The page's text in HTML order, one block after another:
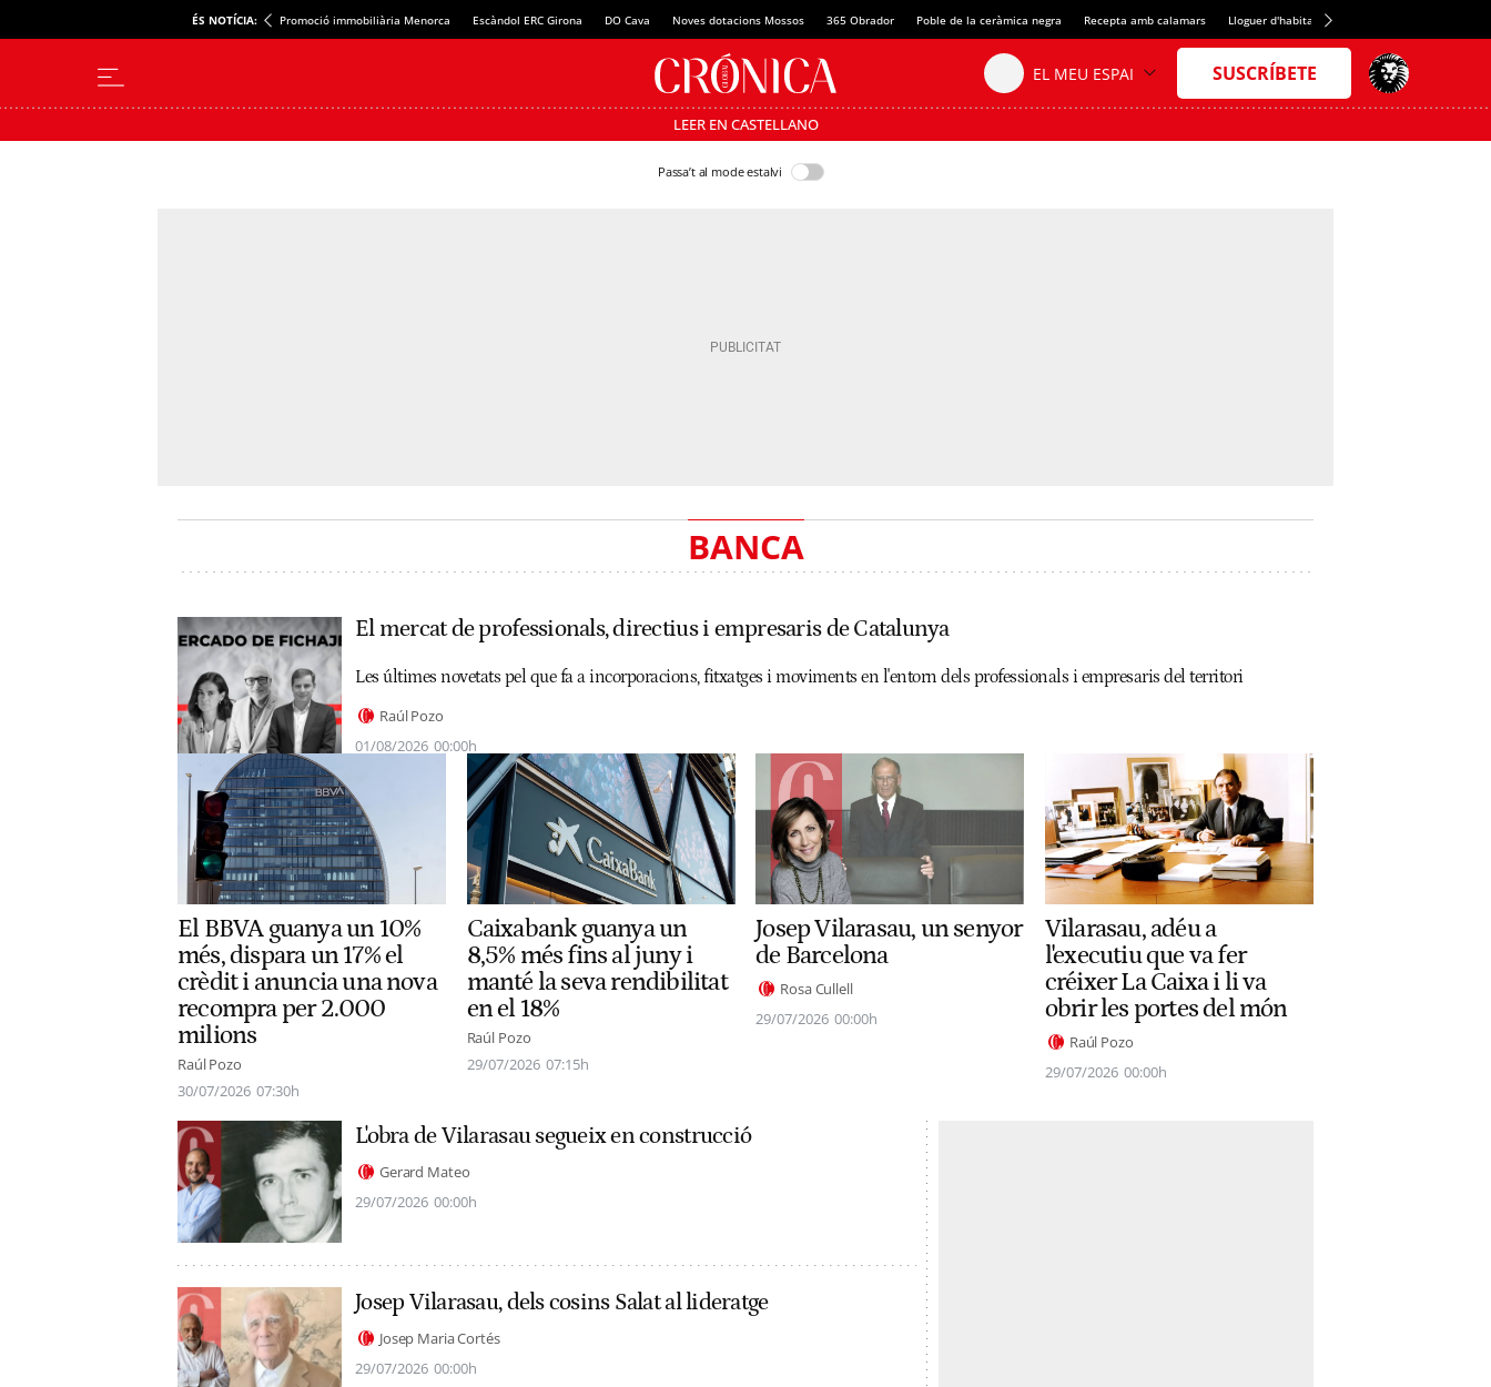
ÉS NOTÍCIA: Promoció immobiliària Menorca Escàndol ERC Girona DO Cava Noves dotacions Mossos 365 Obrador Poble de la ceràmica negra Recepta amb calamars Lloguer d'habitacions a Espanya
LEER EN CASTELLANO
Passa’t al mode estalvi
BANCA
El mercat de professionals, directius i empresaris de Catalunya
Les últimes novetats pel que fa a incorporacions, fitxatges i moviments en l'entorn dels professionals i empresaris del territori
Raúl Pozo
01/08/2026 00:00h
El BBVA guanya un 10%
més, dispara un 17% el
crèdit i anuncia una nova
recompra per 2.000
milions
Raúl Pozo
30/07/2026 07:30h
Caixabank guanya un
8,5% més fins al juny i
manté la seva rendibilitat
en el 18%
Raúl Pozo
29/07/2026 07:15h
Josep Vilarasau, un senyor
de Barcelona
Rosa Cullell
29/07/2026 00:00h
Vilarasau, adéu a
l'executiu que va fer
créixer La Caixa i li va
obrir les portes del món
Raúl Pozo
29/07/2026 00:00h
L'obra de Vilarasau segueix en construcció
Gerard Mateo
29/07/2026 00:00h
Josep Vilarasau, dels cosins Salat al lideratge
Josep Maria Cortés
29/07/2026 00:00h